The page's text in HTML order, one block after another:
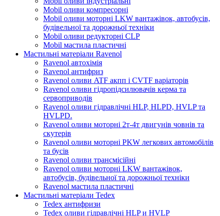
Mobil оливи компресорні
Mobil оливи моторні LKW вантажівок, автобусів,
будівельної та дорожньої техніки
Mobil оливи редукторні CLP
Mobil мастила пластичні
Мастильні матеріали Ravenol
Ravenol автохімія
Ravenol антифриз
Ravenol оливи ATF акпп і CVTF варіаторів
Ravenol оливи гідропідсилювачів керма та
сервоприводів
Ravenol оливи гідравлічні HLP, HLPD, HVLP та
HVLPD.
Ravenol оливи моторні 2т-4т двигунів човнів та
скутерів
Ravenol оливи моторні PKW легкових автомобілів
та бусів
Ravenol оливи трансмісійні
Ravenol оливи моторні LKW вантажівок,
автобусів, будівельної та дорожньої техніки
Ravenol мастила пластичні
Мастильні матеріали Tedex
Tedex антифризи
Tedex оливи гідравлічні HLP и HVLP